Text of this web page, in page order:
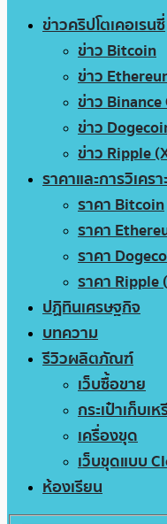
ข่าวคริปโตเคอเรนซี่
ข่าว Bitcoin
ข่าว
ข่าว Binance
ข่าว
ข่าว Ripple
ราคาและการวิเคร
ราคา Bitcoin
ราคา
ราคา
ราคา Ripple
ปฏิทินเศรษฐกิจ
บทความ
รีวิวผลิตภัณฑ์
เว็บซื้อขาย
กระเป๋าเก็บเ
เครื่องขุด
เว็บขุดแบบ
ห้องเรียน